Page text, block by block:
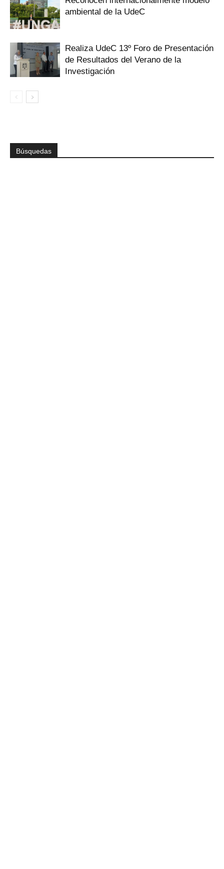
ambiental de la UdeC
Realiza UdeC 13º Foro de Presentación
de Resultados del Verano de la
Investigación
Búsquedas